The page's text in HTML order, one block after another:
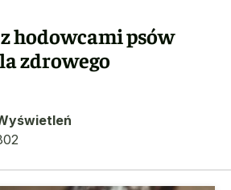
hodowcami psów
zdrowego